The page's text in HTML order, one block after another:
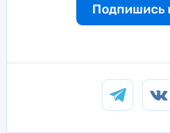
Подпишись